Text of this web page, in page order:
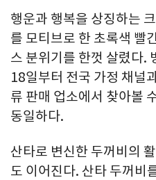
행운과 행복을 상징하는
를 모티브로 한 초록색 빨
스 분위기를 한껏 살렸다.
18일부터 전국 가정 채널
류 판매 업소에서 찾아볼
동일하다.
산타로 변신한 두꺼비의
도 이어진다. 산타 두꺼비